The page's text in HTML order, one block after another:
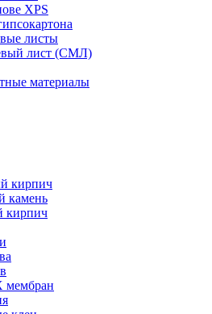
XPS
листы
лист (СМЛ)
материалы
кирпич
камень
кирпич
мембран